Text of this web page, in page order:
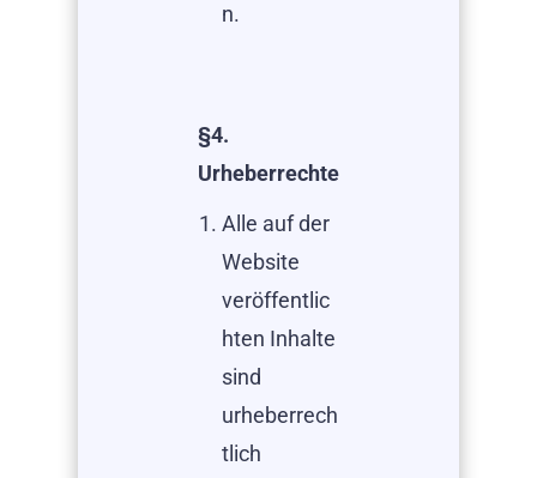
n.
§4.
Urheberrechte
Alle auf der
Website
veröffentlic
hten Inhalte
sind
urheberrech
tlich